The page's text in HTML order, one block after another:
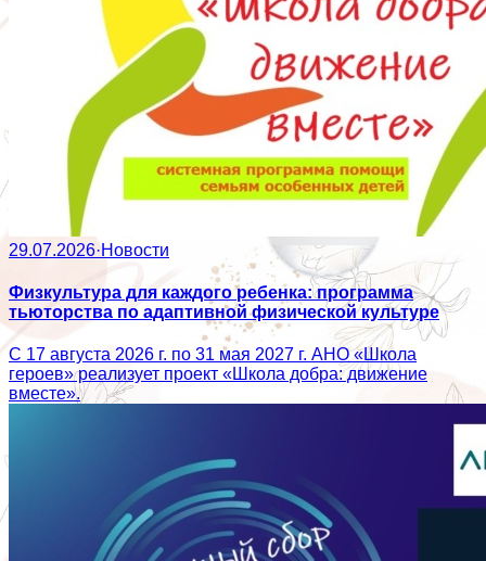
29.07.2026·Новости
Физкультура для каждого ребенка: программа
тьюторства по адаптивной физической культуре
С 17 августа 2026 г. по 31 мая 2027 г. АНО «Школа
героев» реализует проект «Школа добра: движение
вместе».